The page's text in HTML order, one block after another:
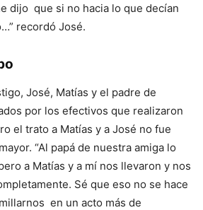
dijo que si no hacia lo que decían
recordó José.
José, Matías y el padre de
por los efectivos que realizaron
el trato a Matías y a José no fue
“Al papá de nuestra amiga lo
a Matías y a mí nos llevaron y nos
Sé que eso no se hace
en un acto más de